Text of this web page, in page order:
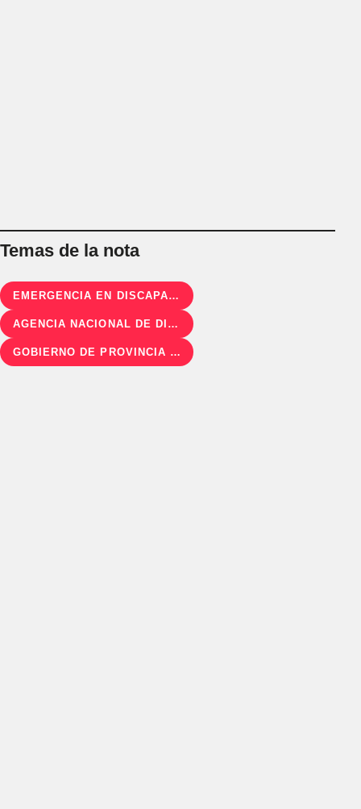
Temas de la nota
EMERGENCIA EN DISCAPACIDAD
AGENCIA NACIONAL DE DISCAPACIDAD
GOBIERNO DE PROVINCIA DE BUENOS AIRES